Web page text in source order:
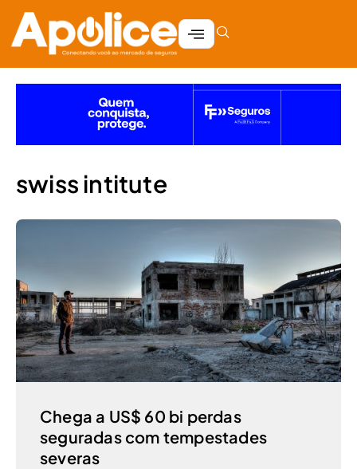
swiss intitute
Chega a US$ 60 bi perdas
seguradas com tempestades
severas